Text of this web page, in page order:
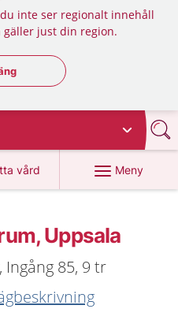
inte ser regionalt innehåll
just din region.
regionsväljaren
vård
på 1177.se
Meny
Uppsala
85, 9 tr